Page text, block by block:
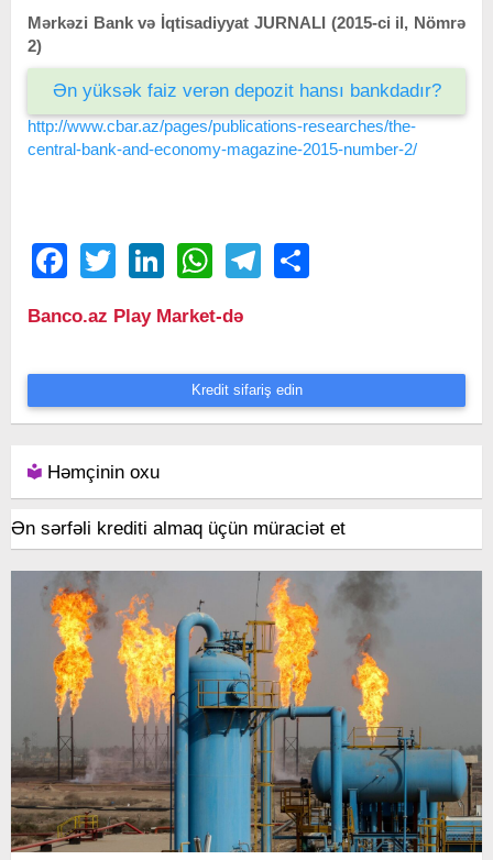
Mərkəzi Bank və İqtisadiyyat JURNALI (2015-ci il, Nömrə
2)
Ən yüksək faiz verən depozit hansı bankdadır?
http://www.cbar.az/pages/publications-researches/the-
central-bank-and-economy-magazine-2015-number-2/
FacebookTwitter LinkedIn WhatsAppTelegram
Banco.az Play Market-də
Kredit sifariş edin
Həmçinin oxu
Ən sərfəli krediti almaq üçün müraciət et